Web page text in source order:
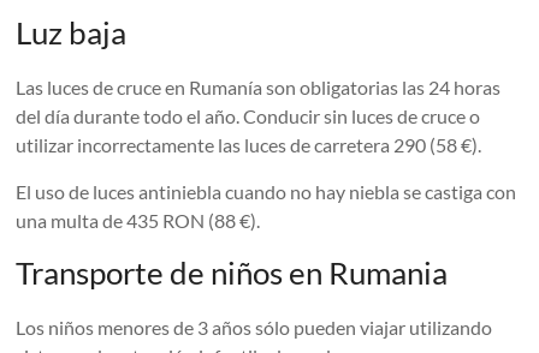
Luz baja
Las luces de cruce en Rumanía son obligatorias las 24 horas
del día durante todo el año. Conducir sin luces de cruce o
utilizar incorrectamente las luces de carretera 290 (58 €).
El uso de luces antiniebla cuando no hay niebla se castiga con
una multa de 435 RON (88 €).
Transporte de niños en Rumania
Los niños menores de 3 años sólo pueden viajar utilizando